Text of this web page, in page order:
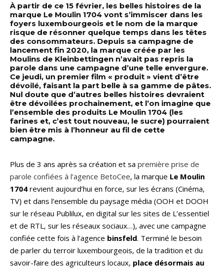
À partir de ce 15 février, les belles histoires de la
marque Le Moulin 1704 vont s’immiscer dans les
foyers luxembourgeois et le nom de la marque
risque de résonner quelque temps dans les têtes
des consommateurs. Depuis sa campagne de
lancement fin 2020, la marque créée par les
Moulins de Kleinbettingen n’avait pas repris la
parole dans une campagne d’une telle envergure.
Ce jeudi, un premier film « produit » vient d’être
dévoilé, faisant la part belle à sa gamme de pâtes.
Nul doute que d’autres belles histoires devraient
être dévoilées prochainement, et l’on imagine que
l’ensemble des produits Le Moulin 1704 (les
farines et, c’est tout nouveau, le sucre) pourraient
bien être mis à l’honneur au fil de cette
campagne.
Plus de 3 ans après sa création et sa première prise de
parole confiées à l’agence BetoCee, la marque Le Moulin
1704 revient aujourd’hui en force, sur les écrans (Cinéma,
TV) et dans l’ensemble du paysage média (OOH et DOOH
sur le réseau Publilux, en digital sur les sites de L’essentiel
et de RTL, sur les réseaux sociaux…), avec une campagne
confiée cette fois à l’agence binsfeld. Terminé le besoin
de parler du terroir luxembourgeois, de la tradition et du
savoir-faire des agriculteurs locaux, place désormais au